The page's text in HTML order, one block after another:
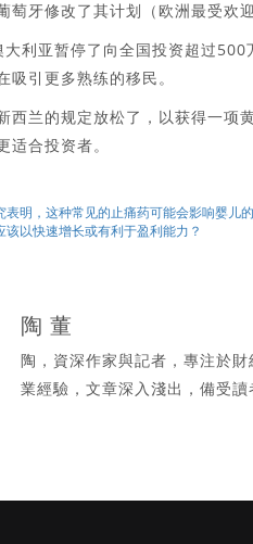
萄牙修改了其计划（欧洲最受欢
大利亚暂停了向全国投资超过
吸引更多熟练的移民。
西兰的规定放松了，以获得一项
适合投资者。
表明，这种常见的止痛药可能会影响婴儿
该以快速增长或有利于盈利能力？
陶 董
陶，資深作家與記者，專注於
業經驗，文章深入淺出，備受讀